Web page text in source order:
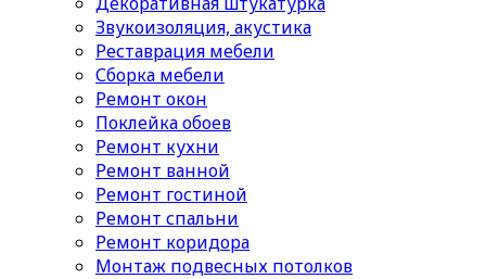
Звукоизоляция, акустика
Реставрация мебели
Сборка мебели
Ремонт окон
Поклейка обоев
Ремонт кухни
Ремонт ванной
Ремонт гостиной
Ремонт спальни
Ремонт коридора
Монтаж подвесных потолков